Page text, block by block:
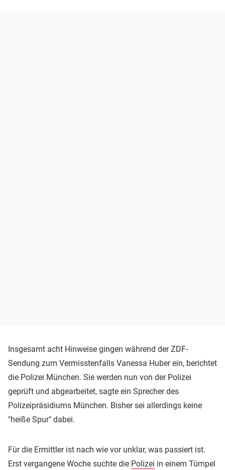
Insgesamt acht Hinweise gingen während der ZDF-
Sendung zum Vermisstenfalls Vanessa Huber ein, berichtet
die Polizei München. Sie werden nun von der Polizei
geprüft und abgearbeitet, sagte ein Sprecher des
Polizeipräsidiums München. Bisher sei allerdings keine
"heiße Spur" dabei.
Für die Ermittler ist nach wie vor unklar, was passiert ist.
Erst vergangene Woche suchte die Polizei in einem Tümpel